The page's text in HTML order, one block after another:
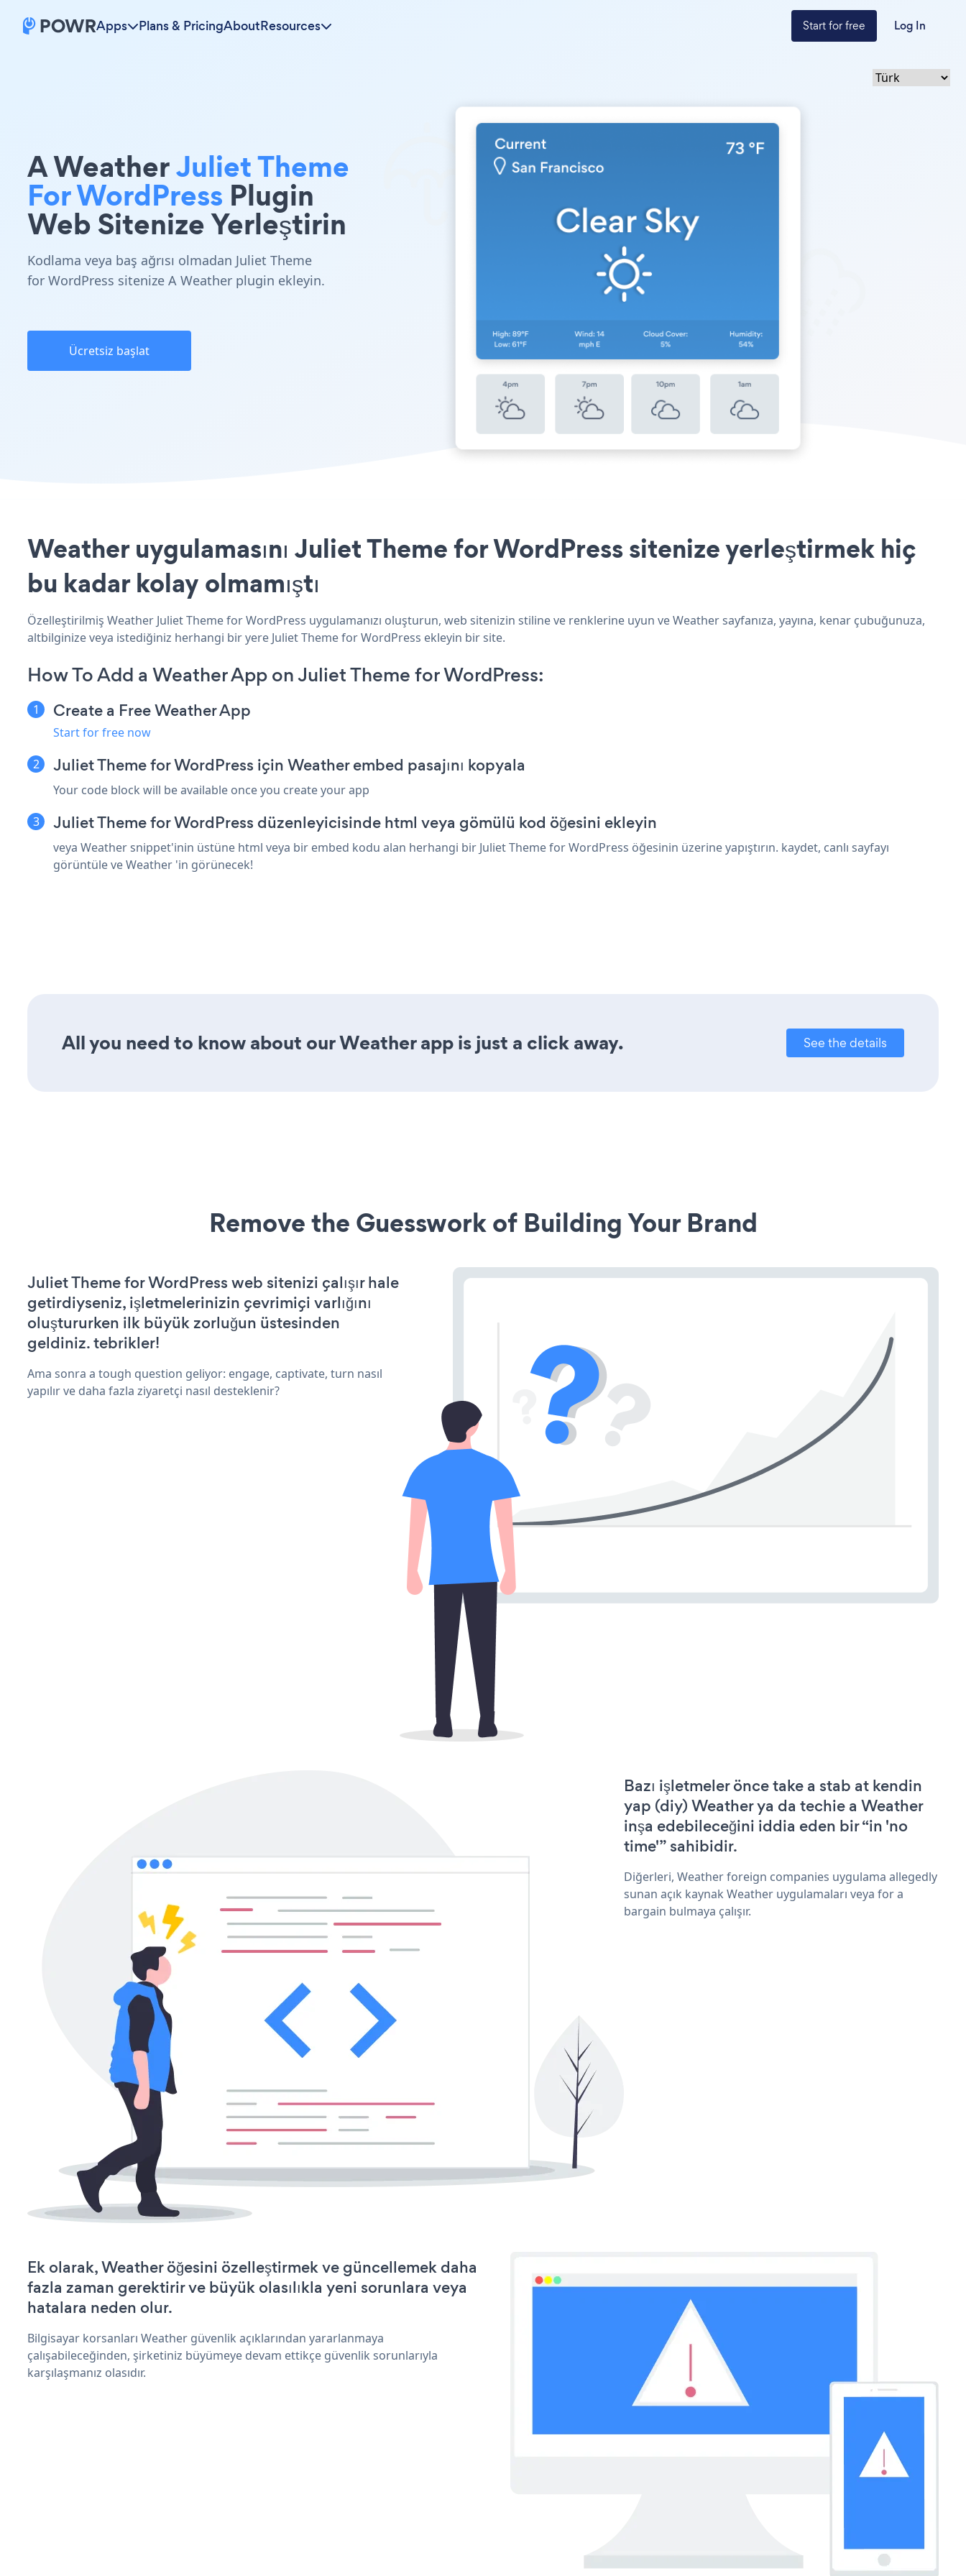
Apps Plans & PricingAboutResources Start for free Log In
A WeatherJuliet Theme
For WordPress Plugin
Web Sitenize Yerleştirin
Kodlama veya baş ağrısı olmadan Juliet Theme
for WordPress sitenize A Weather plugin ekleyin.
Ücretsiz başlat
Weather uygulamasını Juliet Theme for WordPress sitenize yerleştirmek hiç
bu kadar kolay olmamıştı
Özelleştirilmiş Weather Juliet Theme for WordPress uygulamanızı oluşturun, web sitenizin stiline ve renklerine uyun ve Weather sayfanıza, yayına, kenar çubuğunuza,
altbilginize veya istediğiniz herhangi bir yere Juliet Theme for WordPress ekleyin bir site.
How To Add a Weather App on Juliet Theme for WordPress:
Create a Free Weather App
Start for free now
Juliet Theme for WordPress için Weather embed pasajını kopyala
Your code block will be available once you create your app
Juliet Theme for WordPress düzenleyicisinde html veya gömülü kod öğesini ekleyin
veya Weather snippet'inin üstüne html veya bir embed kodu alan herhangi bir Juliet Theme for WordPress öğesinin üzerine yapıştırın. kaydet, canlı sayfayı
görüntüle ve Weather 'in görünecek!
All you need to know about our Weather app is just a click away. See the details
Remove the Guesswork of Building Your Brand
Juliet Theme for WordPress web sitenizi çalışır hale
getirdiyseniz, işletmelerinizin çevrimiçi varlığını
oluştururken ilk büyük zorluğun üstesinden
geldiniz. tebrikler!
Ama sonra a tough question geliyor: engage, captivate, turn nasıl
yapılır ve daha fazla ziyaretçi nasıl desteklenir?
Bazı işletmeler önce take a stab at kendin
yap (diy) Weather ya da techie a Weather
inşa edebileceğini iddia eden bir “in 'no
time'” sahibidir.
Diğerleri, Weather foreign companies uygulama allegedly
sunan açık kaynak Weather uygulamaları veya for a
bargain bulmaya çalışır.
Ek olarak, Weather öğesini özelleştirmek ve güncellemek daha
fazla zaman gerektirir ve büyük olasılıkla yeni sorunlara veya
hatalara neden olur.
Bilgisayar korsanları Weather güvenlik açıklarından yararlanmaya
çalışabileceğinden, şirketiniz büyümeye devam ettikçe güvenlik sorunlarıyla
karşılaşmanız olasıdır.